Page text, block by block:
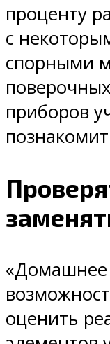
проценту
с
спорными
приборов
«Домашнее
оценить